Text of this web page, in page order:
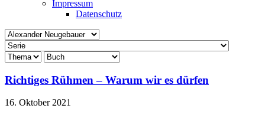
Impressum
Datenschutz
Richtiges Rühmen – Warum wir es dürfen
16. Oktober 2021